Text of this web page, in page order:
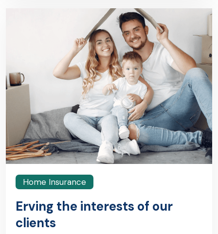
Home Insurance
Erving the interests of our
clients